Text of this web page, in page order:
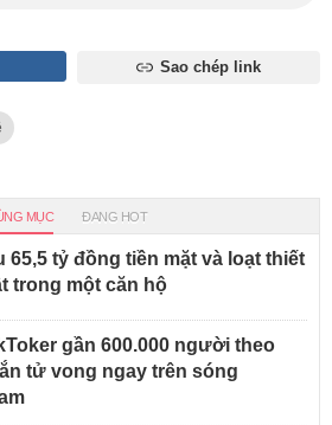
Sao chép link
MỤC ĐANG HOT
65,5 tỷ đồng tiền mặt và loạt thiết
trong một căn hộ
gần 600.000 người theo
tử vong ngay trên sóng